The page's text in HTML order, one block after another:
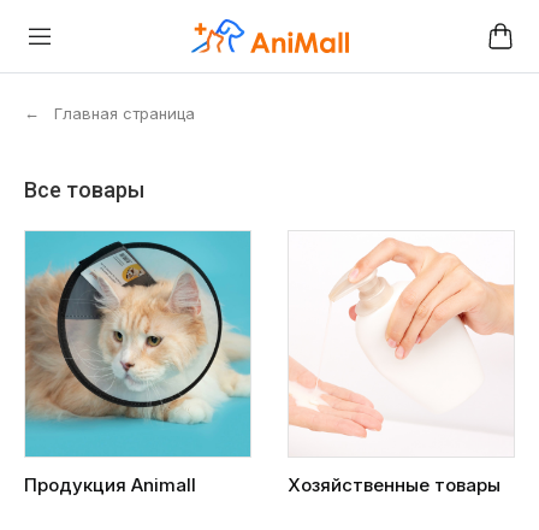
← Главная страница
Все товары
Продукция Animall Хозяйственные товары